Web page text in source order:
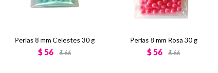
Perlas 8 mm Celestes 30 g
$ 56 $66
Perlas 8 mm Rosa 30 g
$ 56 $66